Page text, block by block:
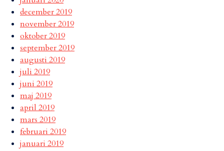
december 2019
november 2019
oktober 2019
september 2019
augusti 2019
juli 2019
juni 2019
maj 2019
april 2019
mars 2019
februari 2019
januari 2019